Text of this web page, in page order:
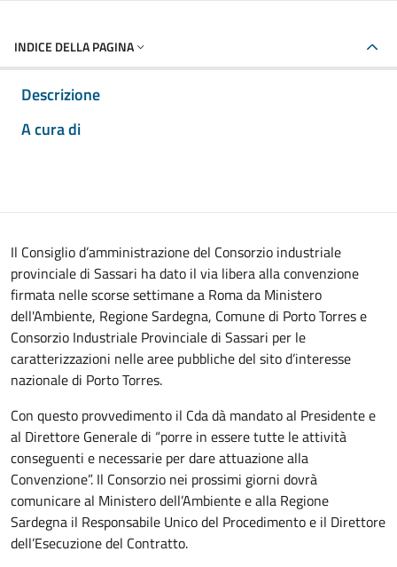
INDICE DELLA PAGINA
Descrizione
A cura di
Il Consiglio d’amministrazione del Consorzio industriale
provinciale di Sassari ha dato il via libera alla convenzione
firmata nelle scorse settimane a Roma da Ministero
dell'Ambiente, Regione Sardegna, Comune di Porto Torres e
Consorzio Industriale Provinciale di Sassari per le
caratterizzazioni nelle aree pubbliche del sito d’interesse
nazionale di Porto Torres.
Con questo provvedimento il Cda dà mandato al Presidente e
al Direttore Generale di “porre in essere tutte le attività
conseguenti e necessarie per dare attuazione alla
Convenzione”. Il Consorzio nei prossimi giorni dovrà
comunicare al Ministero dell’Ambiente e alla Regione
Sardegna il Responsabile Unico del Procedimento e il Direttore
dell’Esecuzione del Contratto.